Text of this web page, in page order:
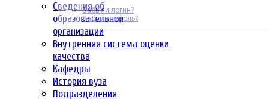
Сведения об
образовательной
организации
Внутренняя система оценки
качества
Кафедры
История вуза
Подразделения
Забыли логин?
Забыли пароль?